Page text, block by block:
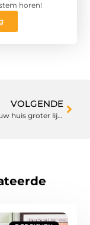
horen!
VOLGENDE
Zo laat je jouw huis groter lijken